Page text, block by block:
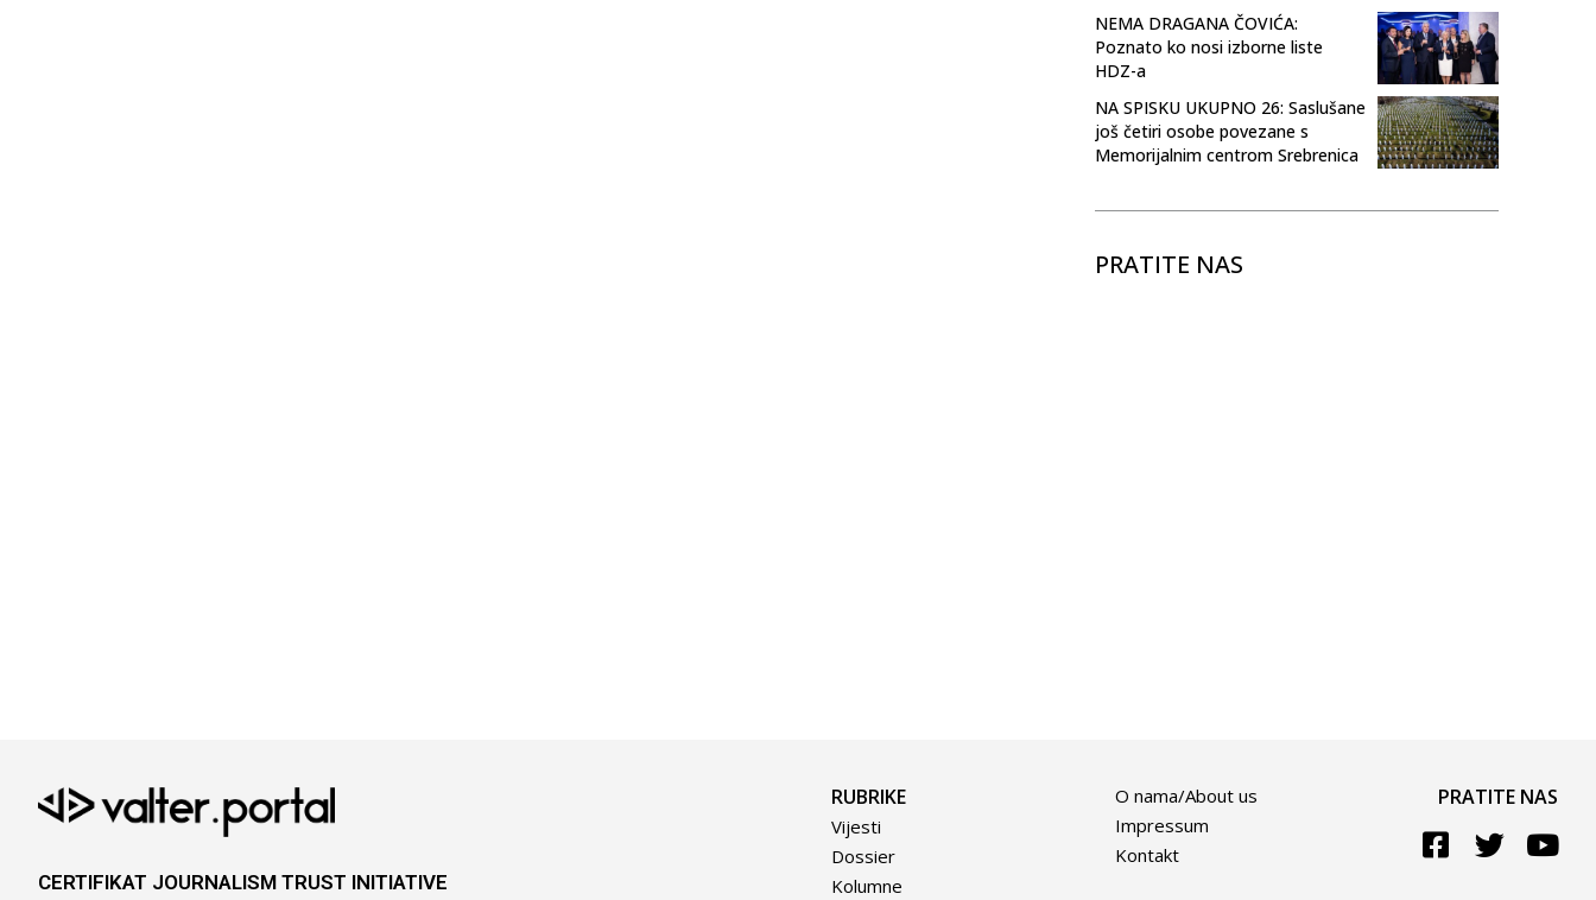
NEMA DRAGANA ČOVIĆA:
Poznato ko nosi izborne liste
HDZ-a
NA SPISKU UKUPNO 26: Saslušane
još četiri osobe povezane s
Memorijalnim centrom Srebrenica
PRATITE NAS
CERTIFIKAT JOURNALISM TRUST INITIATIVE
RUBRIKE
Vijesti
Dossier
Kolumne
O nama/About us
Impressum
Kontakt
PRATITE NAS